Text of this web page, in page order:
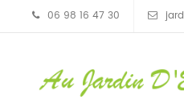
06 98 16 47 30